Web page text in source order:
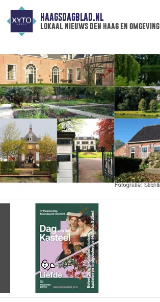
HAAGSDAGBLAD.NL
lokaal nieuws den haag en omgeving